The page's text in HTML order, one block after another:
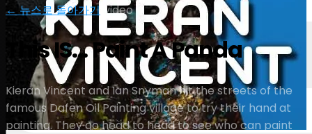
← 뉴스로 돌아가기 video
This IS... Paint A Panda
Kieran Vincent and Ian Snyman hit the streets of the
famous Dafen Oil Painting village to try their hand at
painting. They go head to head to see who can paint